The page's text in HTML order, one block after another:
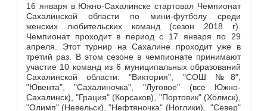
16 января в Южно-Сахалинске стартовал Чемпионат
Сахалинской области по мини-футболу среди
женских любительских команд (сезон 2018 г).
Чемпионат проходит в период с 17 января по 29
апреля. Этот турнир на Сахалине проходит уже в
третий раз. В этом сезоне в чемпионате принимают
участие 10 команд из 6 муниципальных образований
Сахалинской области: "Виктория", "СОШ №8",
"Ювента", "Сахалиночка", "Луговое" (все Южно-
Сахалинск), "Грация" (Корсаков), "Портовик" (Холмск),
"Олимп" (Невельск), "Нефтяночка" (Ноглики), "Север"